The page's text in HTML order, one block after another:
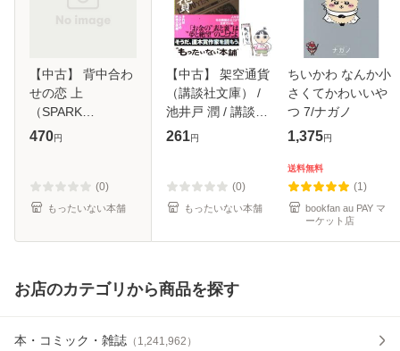
【中古】 背中合わ
せの恋 上
（SPARK
NOVELS） / 鈴藤
無料】
470円
(0)
もったいない本舗
【中古】 架空通貨
（講談社文庫） /
池井戸 潤 / 講談社
[文庫]【メール便送
261円
(0)
もったいない本舗
ちいかわ なんか小
さくてかわいいや
つ 7/ナガノ
1,375円
送料無料
(1)
bookfan au PAY マ
ーケット店
お店のカテゴリから商品を探す
本・コミック・雑誌 （ 1,241,962 ）